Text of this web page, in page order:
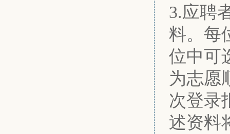
3.应聘
料。每
位中可
为志愿
次登录
述资料